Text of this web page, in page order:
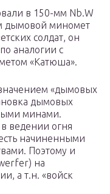
в 150-мм Nb.W
дымовой миномет
солдат, он
аналогии с
«Катюша».
«дымовых
дымовых
минами.
ведении огня
начиненными
Поэтому и
на
а т.н. «войск